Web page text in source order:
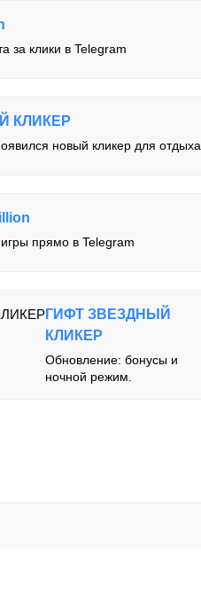
за клики в Telegram
КЛИКЕР
новый кликер для отдыха.
прямо в Telegram
ГИФТ ЗВЕЗДНЫЙ
КЛИКЕР
Обновление: бонусы и
ночной режим.